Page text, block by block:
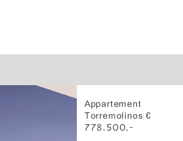
Appartement
Torremolinos €
778.500,-